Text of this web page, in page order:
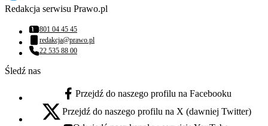
Redakcja serwisu Prawo.pl
Numer telefonu:
801 04 45 45
Adres email:
redakcja@prawo.pl
Numer telefonu:
22 535 88 00
Śledź nas
facebook - otwiera się w nowej karcie
Przejdź do naszego profilu na Facebooku
x - otwiera się w nowej karcie
Przejdź do naszego profilu na X (dawniej Twitter)